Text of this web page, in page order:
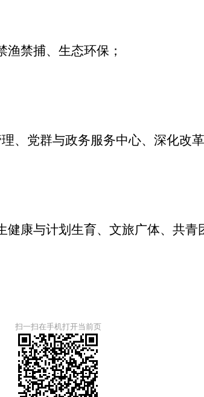
禁捕、生态环保；
、党群与政务服务中心、深化改革
健康与计划生育、文旅广体、共青
扫一扫在手机打开当前页